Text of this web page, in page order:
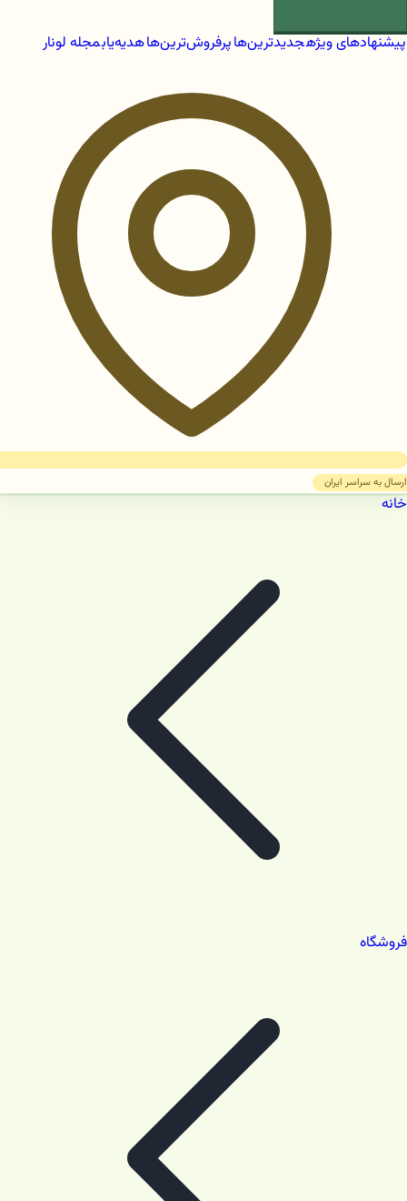
پیشنهادهای ویژهجدیدترین‌هاپرفروش‌ترین‌هاهدیه‌یابمجله لونار
ارسال به سراسر ایران
خانه
فروشگاه